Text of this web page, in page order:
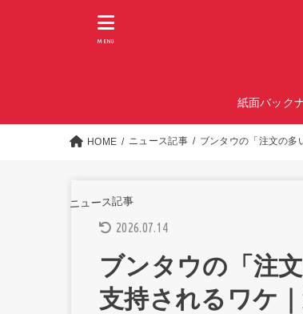
紙面バック
MENU
HOME ニュース記事 ブンタウの「注文の多
ニュース記事
2026.07.14
ブンタウの「注
支持されるワケ